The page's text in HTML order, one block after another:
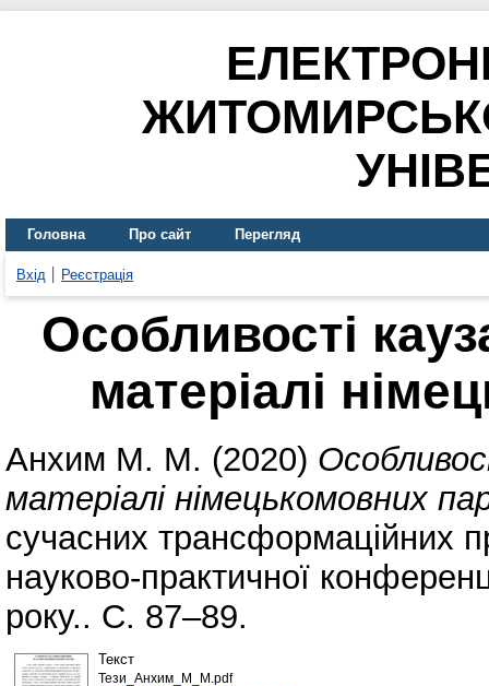
Головна Про сайт Перегляд
Вхід Реєстрація
Особливості
матеріалі
Анхим М. М. (2020)
матеріалі німецькомовних
сучасних трансформаційних
науково-практичної
року.. С. 87–89.
Текст
Тези_Анхим_М_М.pdf